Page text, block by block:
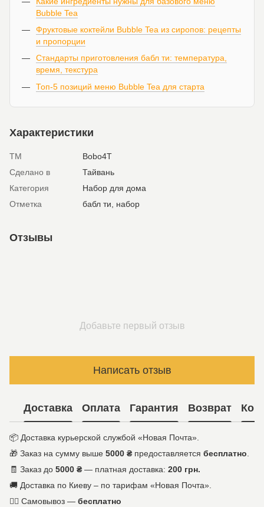
Bubble Tea
Фруктовые коктейли Bubble Tea из сиропов: рецепты
и пропорции
Стандарты приготовления бабл ти: температура,
время, текстура
Топ-5 позиций меню Bubble Tea для старта
Характеристики
ТМ
Bobo4T
Сделано в
Тайвань
Категория
Набор для дома
Отметка
бабл ти, набор
Отзывы
Добавьте первый отзыв
Написать отзыв
Доставка Оплата Гарантия Возврат
📦 Доставка курьерской службой «Новая Почта».
🎁 Заказ на сумму выше 5000 ₴ предоставляется бесплатно.
🧾 Заказ до 5000 ₴ — платная доставка: 200 грн.
🚚 Доставка по Киеву – по тарифам «Новая Почта».
🚶‍♀️ Самовывоз — бесплатно